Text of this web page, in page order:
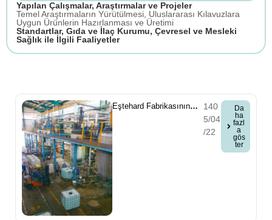
Yapılan Çalışmalar, Araştırmalar ve Projeler
Temel Araştırmaların Yürütülmesi, Uluslararası Kılavuzlara
Uygun Ürünlerin Hazırlanması ve Üretimi
Standartlar, Gıda ve İlaç Kurumu, Çevresel ve Mesleki
Sağlık ile İlgili Faaliyetler
Eştehard Fabrikasının
140
5/04
/22
Da
ha
fazl
a
gös
ter